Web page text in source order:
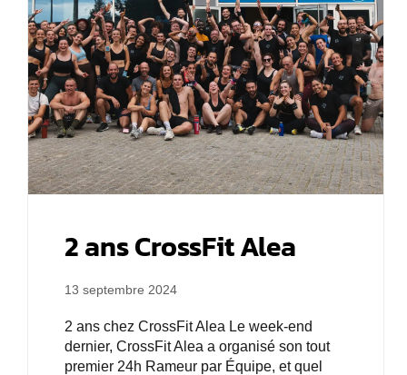
2 ans CrossFit Alea
13 septembre 2024
2 ans chez CrossFit Alea Le week-end
dernier, CrossFit Alea a organisé son tout
premier 24h Rameur par Équipe, et quel